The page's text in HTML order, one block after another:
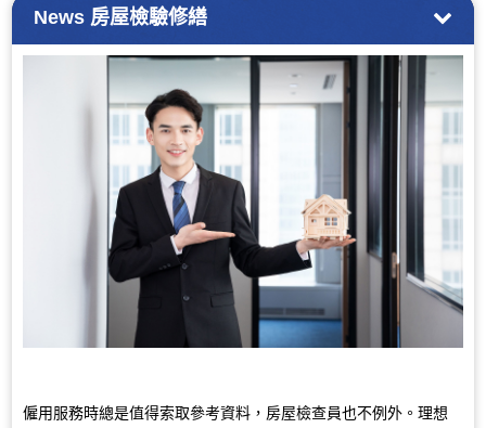
News 房屋檢驗修繕
僱用服務時總是值得索取參考資料，房屋檢查員也不例外。理想